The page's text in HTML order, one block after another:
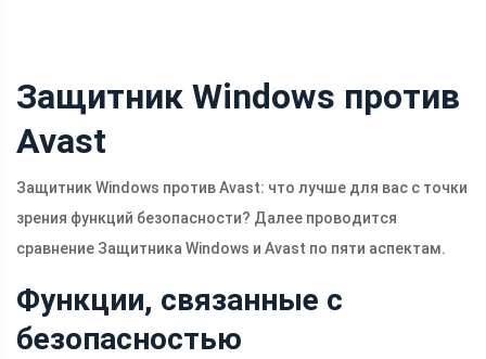
Защитник Windows против
Avast
Защитник Windows против Avast: что лучше для вас с точки
зрения функций безопасности? Далее проводится
сравнение Защитника Windows и Avast по пяти аспектам.
Функции, связанные с
безопасностью